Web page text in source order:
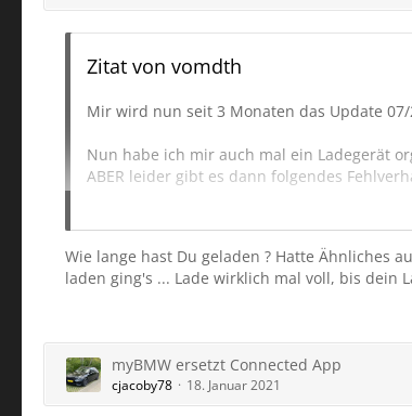
Zitat von vomdth
Mir wird nun seit 3 Monaten das Update
Nun habe ich mir auch mal ein Ladegerät
ABER leider gibt es dann folgendes
möglich. Das upgrade wird ihnen in kürze
Leider kann ich das Ladegerät auch nicht
Hat da jemand einen Rat?
Wie lange hast Du geladen ? Hatte Ähnliches
laden ging's ... Lade wirklich mal voll, bis dein
myBMW ersetzt Connected App
cjacoby78 18. Januar 2021